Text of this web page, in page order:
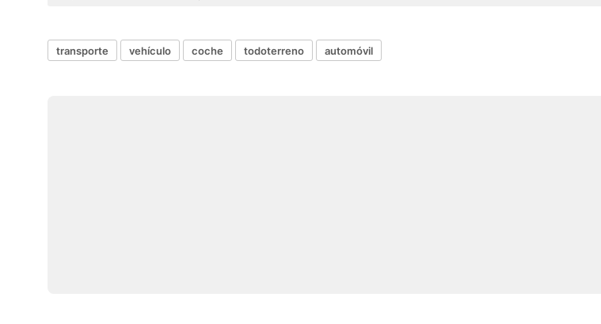
transporte vehículo coche todoterreno automóvil